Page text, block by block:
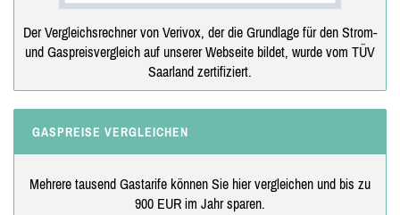
Der Vergleichsrechner von Verivox, der die Grundlage für den Strom-
und Gaspreisvergleich auf unserer Webseite bildet, wurde vom TÜV
Saarland zertifiziert.
GASPREISE VERGLEICHEN
Mehrere tausend Gastarife können Sie hier vergleichen und bis zu
900 EUR im Jahr sparen.